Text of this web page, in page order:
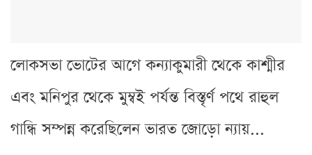
লোকসভা ভোটের আগে কন্যাকুমারী থেকে কাশ্মীর
এবং মনিপুর থেকে মুম্বই পর্যন্ত বিস্তৃর্ণ পথে রাহুল
গান্ধি সম্পন্ন করেছিলেন ভারত জোড়ো ন্যায়...